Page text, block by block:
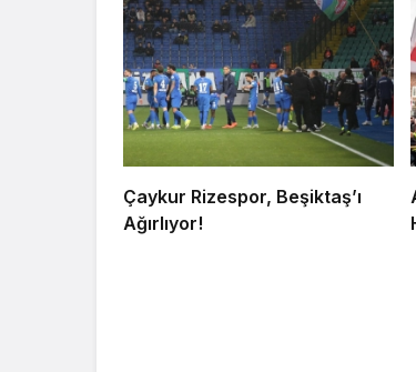
Çaykur Rizespor, Beşiktaş’ı
Ağırlıyor!